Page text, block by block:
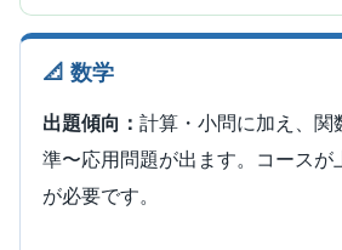
📐 数学
出題傾向： 計算・小問に加え、関
準〜応用問題が出ます。コースが
が必要です。